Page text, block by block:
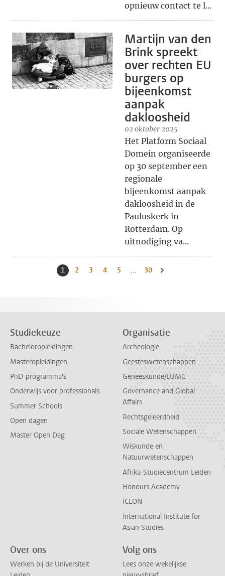
opnieuw contact te l...
Martijn van den
Brink spreekt
over rechten EU
burgers op
bijeenkomst
aanpak
dakloosheid
02 oktober 2025
Het Platform Sociaal
Domein organiseerde
op 30 september een
regionale
bijeenkomst aanpak
dakloosheid in de
Pauluskerk in
Rotterdam. Op
uitnodiging va...
Huidige pagina, pagina
1 Naar pagina
2 Naar pagina
3 Naar pagina
4 Naar pagina
5 ... Naar laatste pagina,
30
Studiekeuze
Bacheloropleidingen
Masteropleidingen
PhD-programma's
Onderwijs voor professionals
Summer Schools
Open dagen
Master Open Dag
Organisatie
Archeologie
Geesteswetenschappen
Geneeskunde/LUMC
Governance and Global
Affairs
Rechtsgeleerdheid
Sociale Wetenschappen
Wiskunde en
Natuurwetenschappen
Afrika-Studiecentrum Leiden
Honours Academy
ICLON
International Institute for
Asian Studies
Over ons
Werken bij de Universiteit
Volg ons
Lees onze wekelijkse